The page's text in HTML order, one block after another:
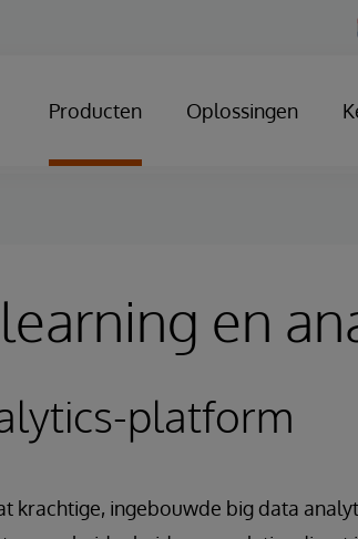
Producten Oplossingen
en
platform
krachtige, ingebouwde big data